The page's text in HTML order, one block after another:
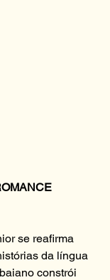
se reafirma
da língua
constrói